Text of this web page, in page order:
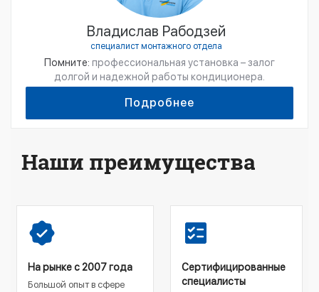
Владислав Рабодзей
специалист монтажного отдела
Помните: профессиональная установка – залог
долгой и надежной работы кондиционера.
Подробнее
Наши преимущества
На рынке с 2007 года
Большой опыт в сфере
Сертифицированные
специалисты